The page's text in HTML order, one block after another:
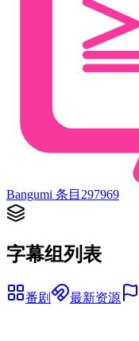
Bangumi 条目 297969
字幕组列表
番剧 最新资源